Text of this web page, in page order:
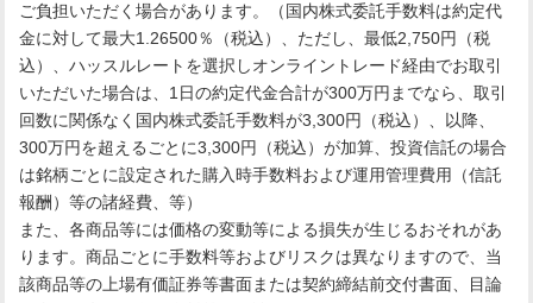
ご負担いただく場合があります。（国内株式委託手数料は約定代
金に対して最大1.26500％（税込）、ただし、最低2,750円（税
込）、ハッスルレートを選択しオンライントレード経由でお取引
いただいた場合は、1日の約定代金合計が300万円までなら、取引
回数に関係なく国内株式委託手数料が3,300円（税込）、以降、
300万円を超えるごとに3,300円（税込）が加算、投資信託の場合
は銘柄ごとに設定された購入時手数料および運用管理費用（信託
報酬）等の諸経費、等）
また、各商品等には価格の変動等による損失が生じるおそれがあ
ります。商品ごとに手数料等およびリスクは異なりますので、当
該商品等の上場有価証券等書面または契約締結前交付書面、目論